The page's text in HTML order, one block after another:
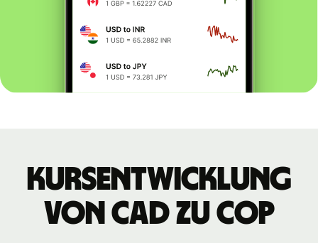
Kursentwicklung
von CAD zu COP